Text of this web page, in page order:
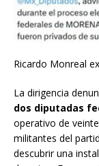
Ricardo Monreal
La dirigencia
dos diputadas
operativo de
militantes del
descubrir una